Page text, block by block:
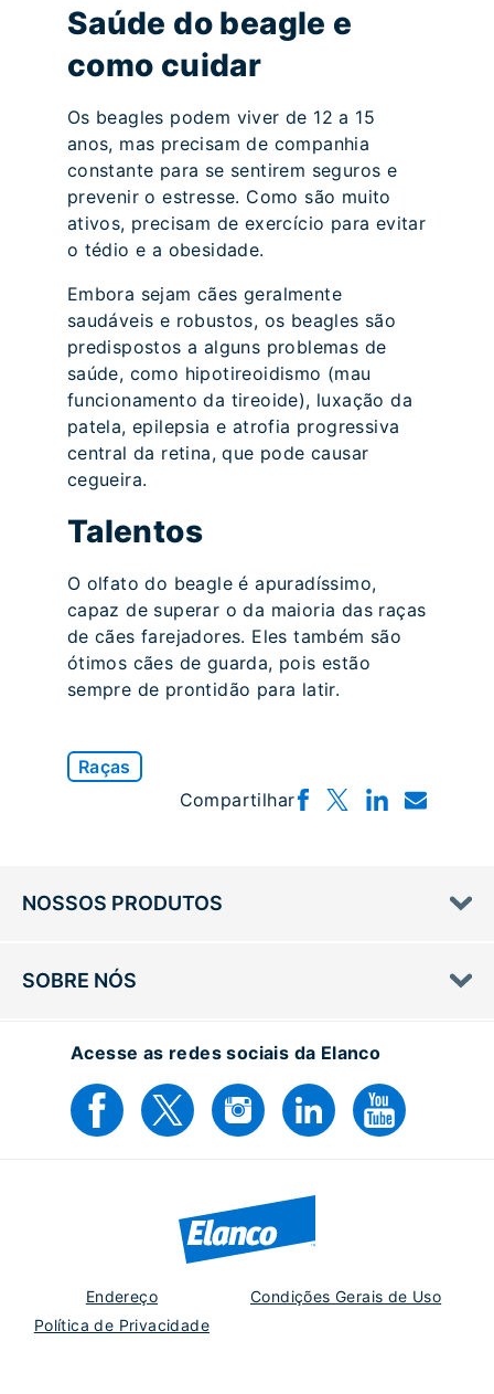
Saúde do beagle e
como cuidar
Os beagles podem viver de 12 a 15
anos, mas precisam de companhia
constante para se sentirem seguros e
prevenir o estresse. Como são muito
ativos, precisam de exercício para evitar
o tédio e a obesidade.
Embora sejam cães geralmente
saudáveis e robustos, os beagles são
predispostos a alguns problemas de
saúde, como hipotireoidismo (mau
funcionamento da tireoide), luxação da
patela, epilepsia e atrofia progressiva
central da retina, que pode causar
cegueira.
Talentos
O olfato do beagle é apuradíssimo,
capaz de superar o da maioria das raças
de cães farejadores. Eles também são
ótimos cães de guarda, pois estão
sempre de prontidão para latir.
Raças
Compartilhar
NOSSOS PRODUTOS
SOBRE NÓS
Acesse as redes sociais da Elanco
Endereço
Condições Gerais de Uso
Política de Privacidade